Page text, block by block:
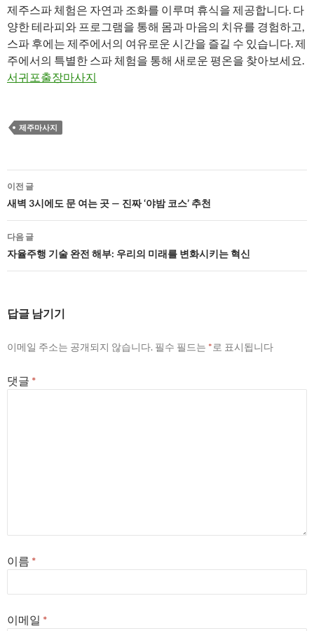
제주스파 체험은 자연과 조화를 이루며 휴식을 제공합니다. 다
양한 테라피와 프로그램을 통해 몸과 마음의 치유를 경험하고,
스파 후에는 제주에서의 여유로운 시간을 즐길 수 있습니다. 제
주에서의 특별한 스파 체험을 통해 새로운 평온을 찾아보세요.
서귀포출장마사지
제주마사지
글
네
비
게
이
션
이전 글
새벽 3시에도 문 여는 곳 — 진짜 ‘야밤 코스’ 추천
다음 글
자율주행 기술 완전 해부: 우리의 미래를 변화시키는 혁신
답글 남기기
이메일 주소는 공개되지 않습니다. 필수 필드는 *로 표시됩니다
댓글 *
이름 *
이메일 *